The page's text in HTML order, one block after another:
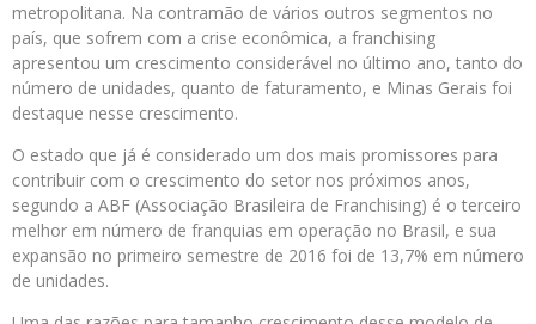
metropolitana. Na contramão de vários outros segmentos no
país, que sofrem com a crise econômica, a franchising
apresentou um crescimento considerável no último ano, tanto do
número de unidades, quanto de faturamento, e Minas Gerais foi
destaque nesse crescimento.
O estado que já é considerado um dos mais promissores para
contribuir com o crescimento do setor nos próximos anos,
segundo a ABF (Associação Brasileira de Franchising) é o terceiro
melhor em número de franquias em operação no Brasil, e sua
expansão no primeiro semestre de 2016 foi de 13,7% em número
de unidades.